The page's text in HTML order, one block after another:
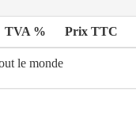
TVA % Prix TTC
le monde